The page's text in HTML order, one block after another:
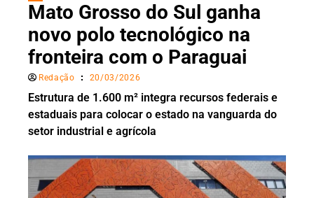
Mato Grosso do Sul ganha
novo polo tecnológico na
fronteira com o Paraguai
Redação 20/03/2026
Estrutura de 1.600 m² integra recursos federais e
estaduais para colocar o estado na vanguarda do
setor industrial e agrícola